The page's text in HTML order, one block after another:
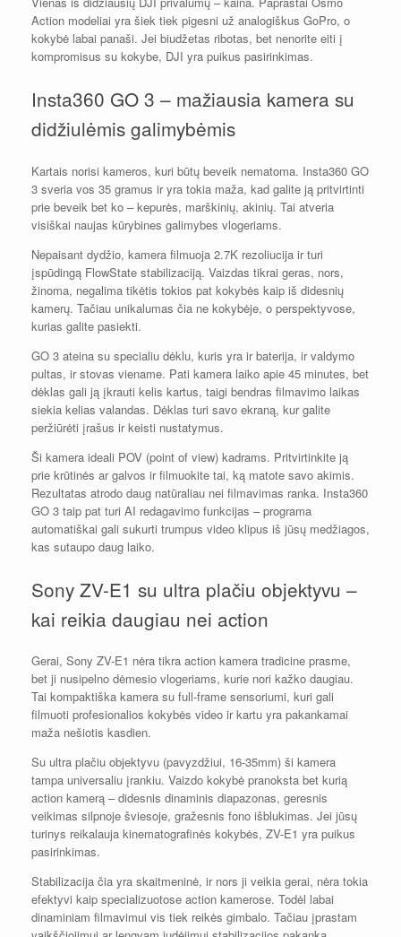
Action modeliai yra šiek tiek pigesni už analogiškus GoPro, o
kokybė labai panaši. Jei biudžetas ribotas, bet nenorite eiti į
kompromisus su kokybe, DJI yra puikus pasirinkimas.
Insta360 GO 3 – mažiausia kamera su
didžiulėmis galimybėmis
Kartais norisi kameros, kuri būtų beveik nematoma. Insta360 GO
3 sveria vos 35 gramus ir yra tokia maža, kad galite ją pritvirtinti
prie beveik bet ko – kepurės, marškinių, akinių. Tai atveria
visiškai naujas kūrybines galimybes vlogeriams.
Nepaisant dydžio, kamera filmuoja 2.7K rezoliucija ir turi
įspūdingą FlowState stabilizaciją. Vaizdas tikrai geras, nors,
žinoma, negalima tikėtis tokios pat kokybės kaip iš didesnių
kamerų. Tačiau unikalumas čia ne kokybėje, o perspektyvose,
kurias galite pasiekti.
GO 3 ateina su specialiu dėklu, kuris yra ir baterija, ir valdymo
pultas, ir stovas viename. Pati kamera laiko apie 45 minutes, bet
dėklas gali ją įkrauti kelis kartus, taigi bendras filmavimo laikas
siekia kelias valandas. Dėklas turi savo ekraną, kur galite
peržiūrėti įrašus ir keisti nustatymus.
Ši kamera ideali POV (point of view) kadrams. Pritvirtinkite ją
prie krūtinės ar galvos ir filmuokite tai, ką matote savo akimis.
Rezultatas atrodo daug natūraliau nei filmavimas ranka. Insta360
GO 3 taip pat turi AI redagavimo funkcijas – programa
automatiškai gali sukurti trumpus video klipus iš jūsų medžiagos,
kas sutaupo daug laiko.
Sony ZV-E1 su ultra plačiu objektyvu –
kai reikia daugiau nei action
Gerai, Sony ZV-E1 nėra tikra action kamera tradicine prasme,
bet ji nusipelno dėmesio vlogeriams, kurie nori kažko daugiau.
Tai kompaktiška kamera su full-frame sensoriumi, kuri gali
filmuoti profesionalios kokybės video ir kartu yra pakankamai
maža nešiotis kasdien.
Su ultra plačiu objektyvu (pavyzdžiui, 16-35mm) ši kamera
tampa universaliu įrankiu. Vaizdo kokybė pranoksta bet kurią
action kamerą – didesnis dinaminis diapazonas, geresnis
veikimas silpnoje šviesoje, gražesnis fono išblukimas. Jei jūsų
turinys reikalauja kinematografinės kokybės, ZV-E1 yra puikus
pasirinkimas.
Stabilizacija čia yra skaitmeninė, ir nors ji veikia gerai, nėra tokia
efektyvi kaip specializuotose action kamerose. Todėl labai
dinaminiam filmavimui vis tiek reikės gimbalo. Tačiau įprastam